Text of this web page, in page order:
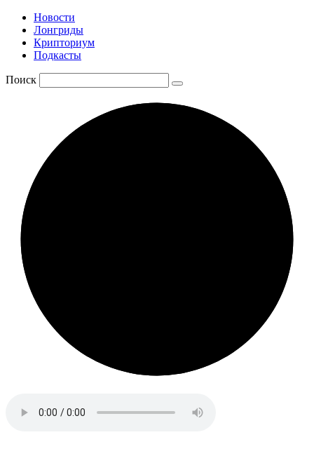
Новости
Лонгриды
Крипториум
Подкасты
Поиск